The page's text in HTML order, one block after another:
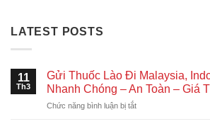
LATEST POSTS
11
Th3
Gửi Thuốc Lào Đi Malaysia,
Nhanh Chóng – An Toàn – Giá
Chức năng bình luận bị tắtở